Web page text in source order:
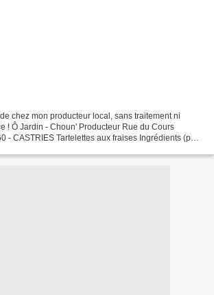
chez mon producteur local, sans traitement ni
! Ô Jardin - Choun' Producteur Rue du Cours
- CASTRIES Tartelettes aux fraises Ingrédients (pour